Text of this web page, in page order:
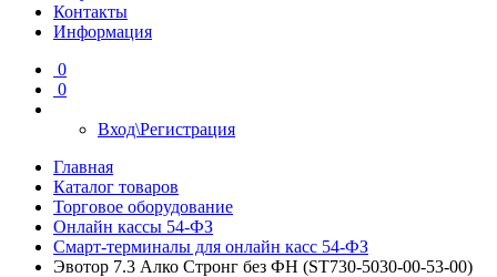
Контакты
Информация
0
0
Вход\Регистрация
Главная
Каталог товаров
Торговое оборудование
Онлайн кассы 54-ФЗ
Смарт-терминалы для онлайн касс 54-ФЗ
Эвотор 7.3 Алко Стронг без ФН (ST730-5030-00-53-00)